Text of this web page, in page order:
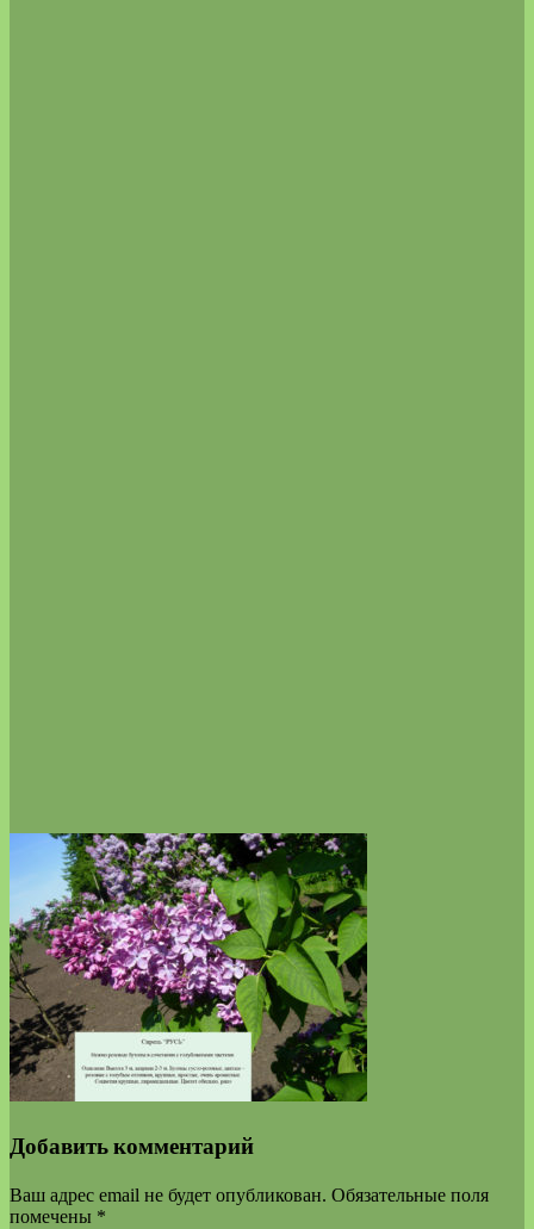
Добавить комментарий
Ваш адрес email не будет опубликован. Обязательные поля
помечены *